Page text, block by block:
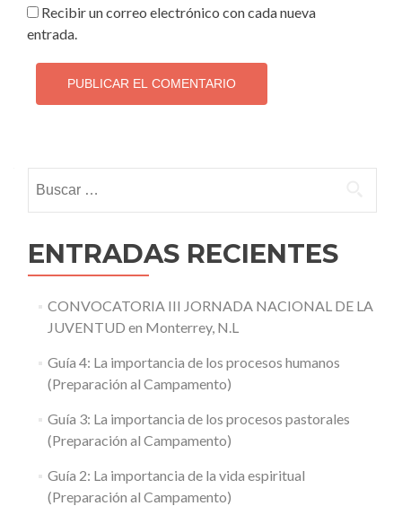
Recibir un correo electrónico con cada nueva
entrada.
ENTRADAS RECIENTES
CONVOCATORIA III JORNADA NACIONAL DE LA
JUVENTUD en Monterrey, N.L
Guía 4: La importancia de los procesos humanos
(Preparación al Campamento)
Guía 3: La importancia de los procesos pastorales
(Preparación al Campamento)
Guía 2: La importancia de la vida espiritual
(Preparación al Campamento)